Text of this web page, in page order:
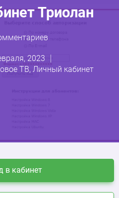
Триолан
2023
ТВ, Личный кабинет
в кабинет